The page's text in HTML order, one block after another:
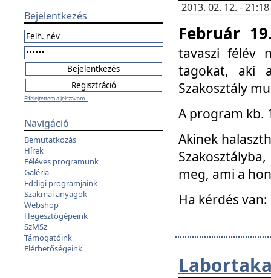
Bejelentkezés
Elfelejtettem a jelszavam...
Navigáció
Bemutatkozás
Hírek
Féléves programunk
Galéria
Eddigi programjaink
Szakmai anyagok
Webshop
Hegesztőgépeink
SzMSz
Támogatóink
Elérhetőségeink
2013. 02. 12. -
Február
tavaszi félév
tagokat, aki
Szakosztály
A program kb.
Akinek
meg, ami a
Ha kérdés